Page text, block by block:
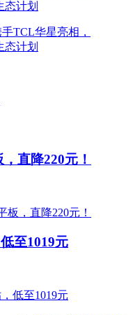
直降220元！
至1019元